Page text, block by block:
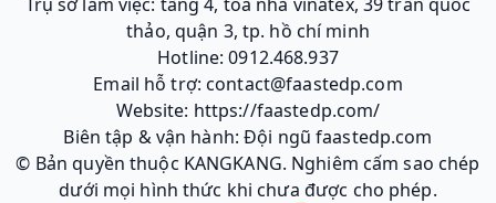
thảo, quận 3, tp. hồ chí minh
Hotline: 0912.468.937
Email hỗ trợ: contact@faastedp.com
Website: https://faastedp.com/
Biên tập & vận hành: Đội ngũ faastedp.com
© Bản quyền thuộc KANGKANG. Nghiêm cấm sao chép
dưới mọi hình thức khi chưa được cho phép.